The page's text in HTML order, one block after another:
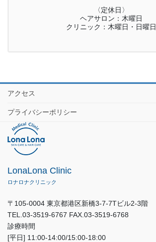
〈定休日〉
ヘアサロン：木曜日
クリニック：木曜日・日曜日
アクセス
プライバシーポリシー
LonaLona Clinic
ロナロナクリニック
〒105-0004 東京都港区新橋3-7-7Tビル2-3階
TEL.03-3519-6767 FAX.03-3519-6768
診療時間
[平日] 11:00-14:00/15:00-18:00